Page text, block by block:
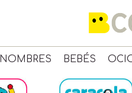
NOMBRES BEBÉS